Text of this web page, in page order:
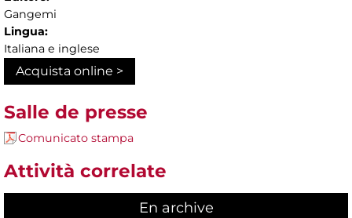
Gangemi
Lingua:
Italiana e inglese
Acquista online >
Salle de presse
Comunicato stampa
Attività correlate
En archive